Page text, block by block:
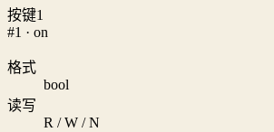
按键1
#1 · on
格式
bool
读写
R / W / N